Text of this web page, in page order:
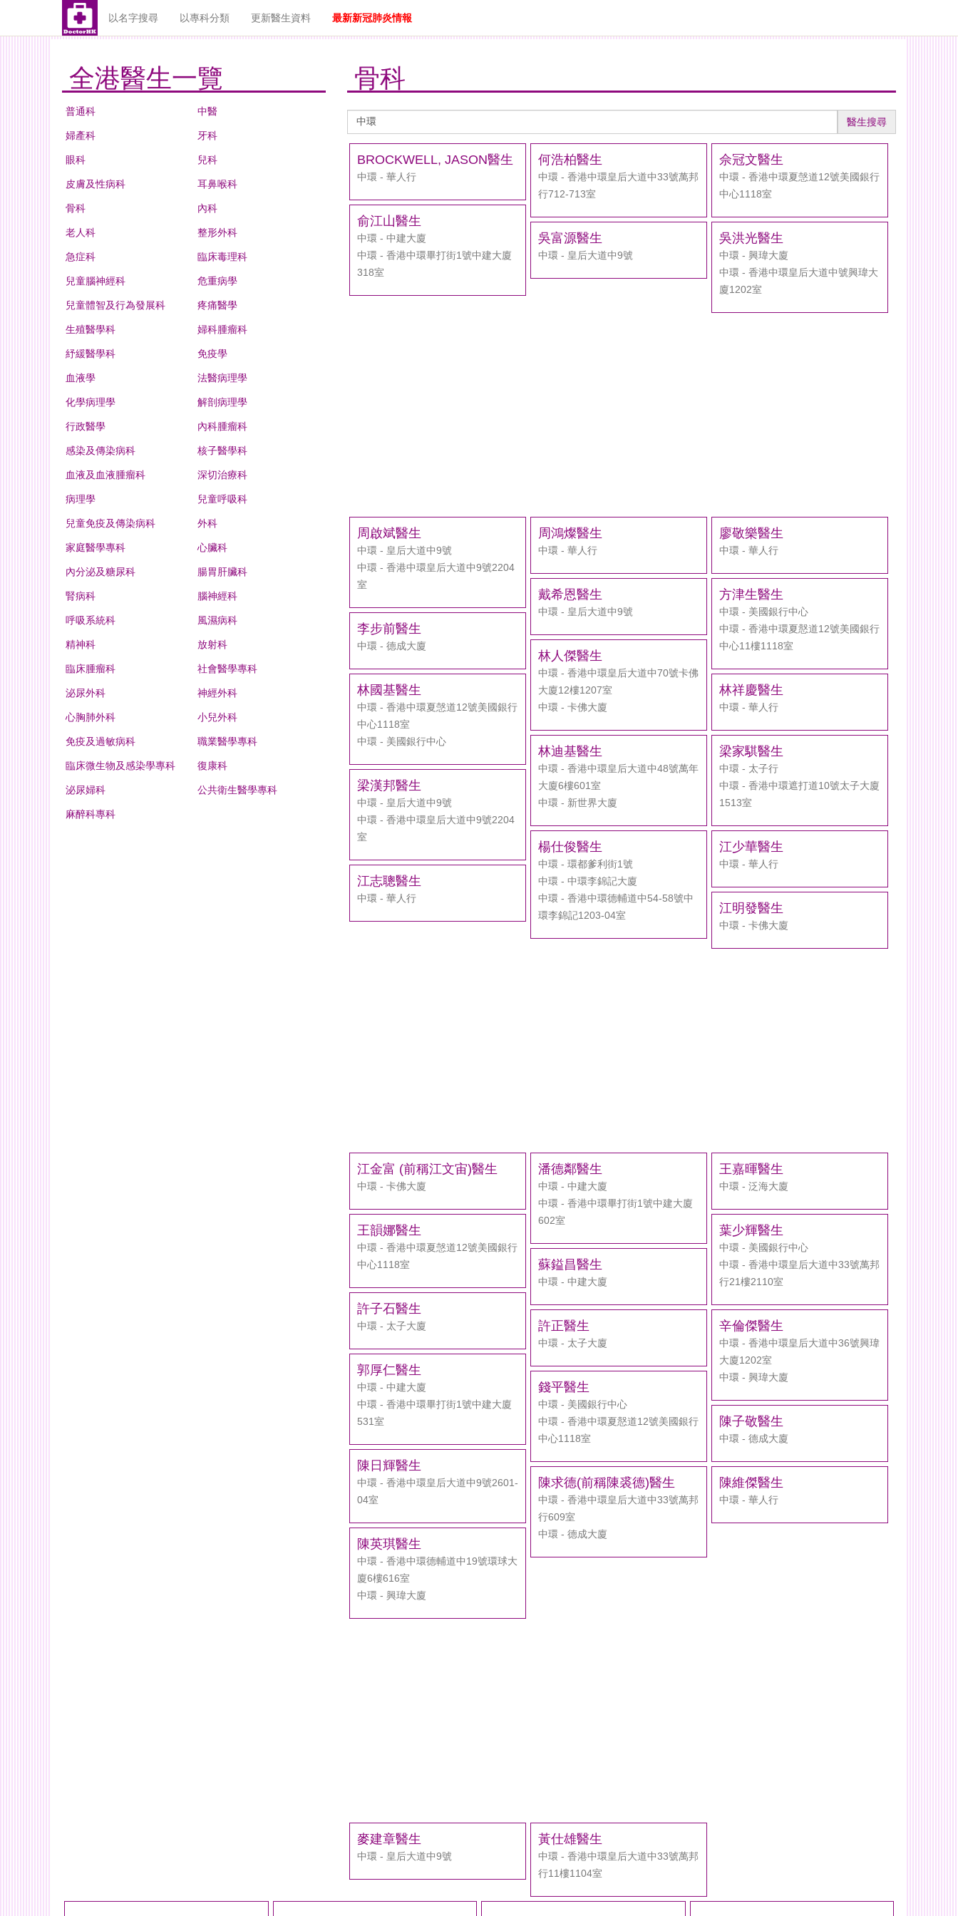
以名字搜尋 以專科分類 更新醫生資料 最新新冠肺炎情報
全港醫生一覽
普通科 中醫
婦產科 牙科
眼科 兒科
皮膚及性病科 耳鼻喉科
骨科 內科
老人科 整形外科
急症科 臨床毒理科
兒童腦神經科 危重病學
兒童體智及行為發展科 疼痛醫學
生殖醫學科 婦科腫瘤科
紓緩醫學科 免疫學
血液學 法醫病理學
化學病理學 解剖病理學
行政醫學 內科腫瘤科
感染及傳染病科 核子醫學科
血液及血液腫瘤科 深切治療科
病理學 兒童呼吸科
兒童免疫及傳染病科 外科
家庭醫學專科 心臟科
內分泌及糖尿科 腸胃肝臟科
腎病科 腦神經科
呼吸系統科 風濕病科
精神科 放射科
臨床腫瘤科 社會醫學專科
泌尿外科 神經外科
心胸肺外科 小兒外科
免疫及過敏病科 職業醫學專科
臨床微生物及感染學專科 復康科
泌尿婦科 公共衛生醫學專科
麻醉科專科
骨科
生
醫生搜尋
BROCKWELL, JASON醫生
中環 - 華人行
何浩柏醫生
中環 - 香港中環皇后大道中33號萬邦
行712-713室
佘冠文醫生
中環 - 香港中環夏愨道12號美國銀行
中心1118室
俞江山醫生
中環 - 中建大廈
中環 - 香港中環畢打街1號中建大廈
318室
吳富源醫生
中環 - 皇后大道中9號
吳洪光醫生
中環 - 興瑋大廈
中環 - 香港中環皇后大道中號興瑋大
廈1202室
周啟斌醫生
中環 - 皇后大道中9號
中環 - 香港中環皇后大道中9號2204
室
周鴻燦醫生
中環 - 華人行
廖敬樂醫生
中環 - 華人行
戴希恩醫生
中環 - 皇后大道中9號
方津生醫生
中環 - 美國銀行中心
中環 - 香港中環夏慤道12號美國銀行
中心11樓1118室
李步前醫生
中環 - 德成大廈
林人傑醫生
中環 - 香港中環皇后大道中70號卡佛
大廈12樓1207室
中環 - 卡佛大廈
林國基醫生
中環 - 香港中環夏愨道12號美國銀行
中心1118室
中環 - 美國銀行中心
林祥慶醫生
中環 - 華人行
林迪基醫生
中環 - 香港中環皇后大道中48號萬年
大廈6樓601室
中環 - 新世界大廈
梁家騏醫生
中環 - 太子行
中環 - 香港中環遮打道10號太子大廈
1513室
梁漢邦醫生
中環 - 皇后大道中9號
中環 - 香港中環皇后大道中9號2204
室
楊仕俊醫生
中環 - 環都爹利街1號
中環 - 中環李錦記大廈
中環 - 香港中環德輔道中54-58號中
環李錦記1203-04室
江少華醫生
中環 - 華人行
江志聰醫生
中環 - 華人行
江明發醫生
中環 - 卡佛大廈
江金富 (前稱江文宙)醫生
中環 - 卡佛大廈
潘德鄰醫生
中環 - 中建大廈
中環 - 香港中環畢打街1號中建大廈
602室
王嘉暉醫生
中環 - 泛海大廈
王韻娜醫生
中環 - 香港中環夏愨道12號美國銀行
中心1118室
葉少輝醫生
中環 - 美國銀行中心
中環 - 香港中環皇后大道中33號萬邦
行21樓2110室
蘇鎰昌醫生
中環 - 中建大廈
許子石醫生
中環 - 太子大廈 許正醫生
中環 - 太子大廈
辛倫傑醫生
中環 - 香港中環皇后大道中36號興瑋
大廈1202室
中環 - 興瑋大廈
郭厚仁醫生
中環 - 中建大廈
中環 - 香港中環畢打街1號中建大廈
531室
錢平醫生
中環 - 美國銀行中心
中環 - 香港中環夏慤道12號美國銀行
中心1118室
陳子敬醫生
中環 - 德成大廈
陳日輝醫生
中環 - 香港中環皇后大道中9號2601-
04室
陳求德(前稱陳裘德)醫生
中環 - 香港中環皇后大道中33號萬邦
行609室
中環 - 德成大廈
陳維傑醫生
中環 - 華人行
陳英琪醫生
中環 - 香港中環德輔道中19號環球大
廈6樓616室
中環 - 興瑋大廈
麥建章醫生
中環 - 皇后大道中9號
黃仕雄醫生
中環 - 香港中環皇后大道中33號萬邦
行11樓1104室